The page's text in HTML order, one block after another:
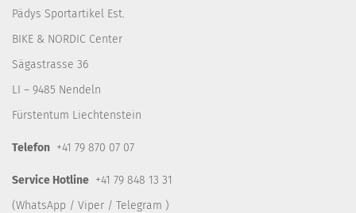
Pädys Sportartikel Est.
BIKE & NORDIC Center
Sägastrasse 36
LI – 9485 Nendeln
Fürstentum Liechtenstein
Telefon +41 79 870 07 07
Service Hotline +41 79 848 13 31
(WhatsApp / Viper / Telegram )